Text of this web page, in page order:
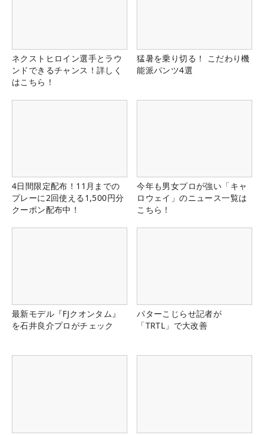
ネクストヒロイン選手とラウ
ンドできるチャンス！詳しく
はこちら！
猛暑を乗り切る！ こだわり機
能派パンツ4選
4日間限定配布！11月までの
プレーに2回使える1,500円分
クーポン配布中！
今年も男女プロが強い「キャ
ロウェイ」のニュース一覧は
こちら！
最新モデル『FJクオンタム』
を石井良介プロがチェック
パターこじらせ記者が
「TRTL」で大改善